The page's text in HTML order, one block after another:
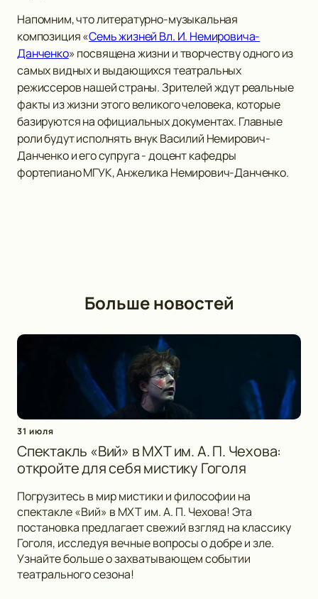
Напомним, что литературно-музыкальная
композиция «Семь жизней Вл. И. Немировича-
Данченко» посвящена жизни и творчеству одного из
самых видных и выдающихся театральных
режиссеров нашей страны. Зрителей ждут реальные
факты из жизни этого великого человека, которые
базируются на официальных документах. Главные
роли будут исполнять внук Василий Немирович-
Данченко и его супруга - доцент кафедры
фортепиано МГУК, Анжелика Немирович-Данченко.
Больше новостей
31 июля
Спектакль «Вий» в МХТ им. А. П. Чехова:
откройте для себя мистику Гоголя
Погрузитесь в мир мистики и философии на
спектакле «Вий» в МХТ им. А. П. Чехова! Эта
постановка предлагает свежий взгляд на классику
Гоголя, исследуя вечные вопросы о добре и зле.
Узнайте больше о захватывающем событии
театрального сезона!